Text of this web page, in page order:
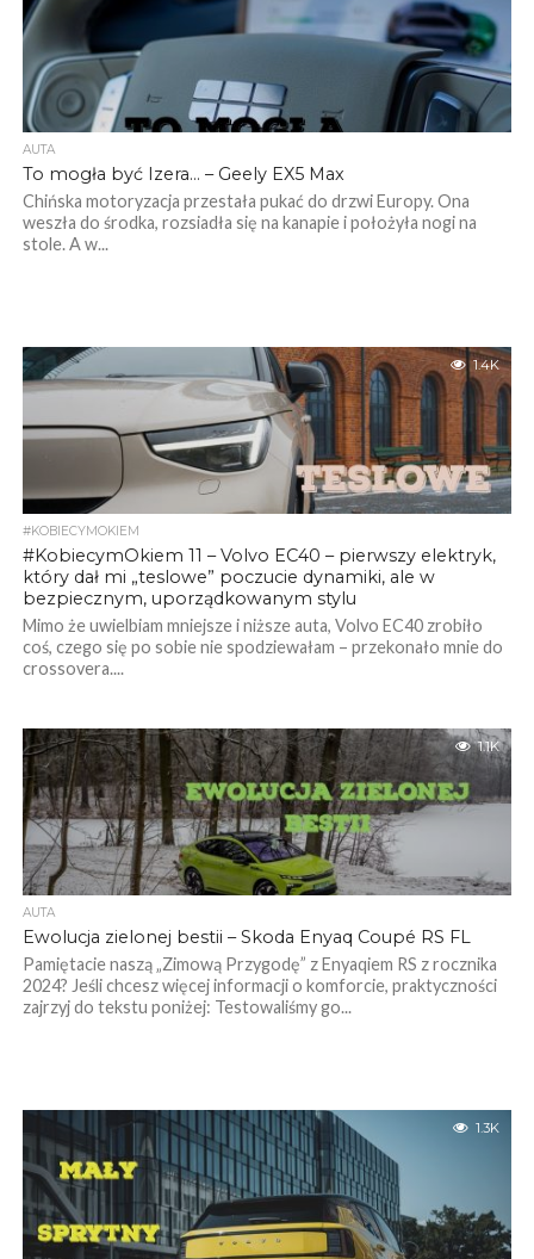
AUTA
To mogła być Izera… – Geely EX5 Max
Chińska motoryzacja przestała pukać do drzwi Europy. Ona
weszła do środka, rozsiadła się na kanapie i położyła nogi na
stole. A w...
1.4K
#KOBIECYMOKIEM
#KobiecymOkiem 11 – Volvo EC40 – pierwszy elektryk,
który dał mi „teslowe” poczucie dynamiki, ale w
bezpiecznym, uporządkowanym stylu
Mimo że uwielbiam mniejsze i niższe auta, Volvo EC40 zrobiło
coś, czego się po sobie nie spodziewałam – przekonało mnie do
crossovera....
1.1K
AUTA
Ewolucja zielonej bestii – Skoda Enyaq Coupé RS FL
Pamiętacie naszą „Zimową Przygodę” z Enyaqiem RS z rocznika
2024? Jeśli chcesz więcej informacji o komforcie, praktyczności
zajrzyj do tekstu poniżej: Testowaliśmy go...
1.3K